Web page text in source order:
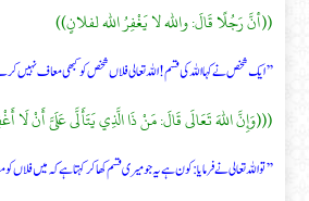
((أنَّ رَجُلًا قَالَ: والله لا يَغْفِرُ الله لفلانٍ))
’’ایک شخص نے کہا اللہ کی قسم! اللہ تعالی فلاں شخص کو کبھی معاف نہیں
(((وَإِنَّ اللهَ تَعَالَى قَالَ: مَنْ ذَا الَّذِي يَتَأَلَّى عَلَىَّ أَنْ لَا
’’تو اللہ تعالی نے فرمایا: کون ہے یہ جو میری قسم کھا کر کہتا ہے کہ میں فلاں